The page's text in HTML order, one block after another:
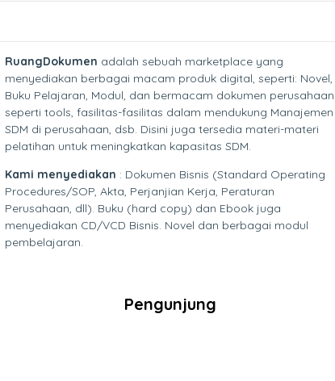
RuangDokumen adalah sebuah marketplace yang
menyediakan berbagai macam produk digital, seperti: Novel,
Buku Pelajaran, Modul, dan bermacam dokumen perusahaan
seperti tools, fasilitas-fasilitas dalam mendukung Manajemen
SDM di perusahaan, dsb. Disini juga tersedia materi-materi
pelatihan untuk meningkatkan kapasitas SDM.
Kami menyediakan : Dokumen Bisnis (Standard Operating
Procedures/SOP, Akta, Perjanjian Kerja, Peraturan
Perusahaan, dll). Buku (hard copy) dan Ebook juga
menyediakan CD/VCD Bisnis. Novel dan berbagai modul
pembelajaran.
Pengunjung